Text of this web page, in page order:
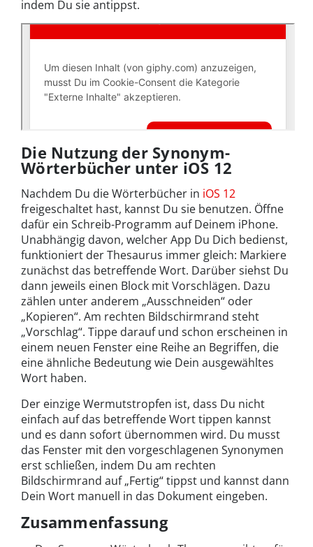
indem Du sie antippst.
Die Nutzung der Synonym-
Wörterbücher unter iOS 12
Nachdem Du die Wörterbücher in iOS 12
freigeschaltet hast, kannst Du sie benutzen. Öffne
dafür ein Schreib-Programm auf Deinem iPhone.
Unabhängig davon, welcher App Du Dich bedienst,
funktioniert der Thesaurus immer gleich: Markiere
zunächst das betreffende Wort. Darüber siehst Du
dann jeweils einen Block mit Vorschlägen. Dazu
zählen unter anderem „Ausschneiden“ oder
„Kopieren“. Am rechten Bildschirmrand steht
„Vorschlag“. Tippe darauf und schon erscheinen in
einem neuen Fenster eine Reihe an Begriffen, die
eine ähnliche Bedeutung wie Dein ausgewähltes
Wort haben.
Der einzige Wermutstropfen ist, dass Du nicht
einfach auf das betreffende Wort tippen kannst
und es dann sofort übernommen wird. Du musst
das Fenster mit den vorgeschlagenen Synonymen
erst schließen, indem Du am rechten
Bildschirmrand auf „Fertig“ tippst und kannst dann
Dein Wort manuell in das Dokument eingeben.
Zusammenfassung